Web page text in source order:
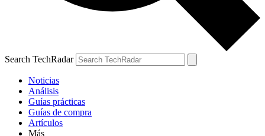
Search TechRadar
Noticias
Análisis
Guías prácticas
Guías de compra
Artículos
Más